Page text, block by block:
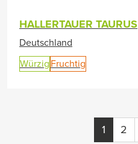
HALLERTAUER TAURUS
Deutschland
Würzig Fruchtig
1 2